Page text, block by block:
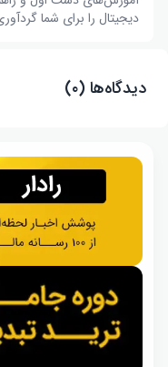
دیجیتال را برای شما
دیدگاه‌ها (۰)